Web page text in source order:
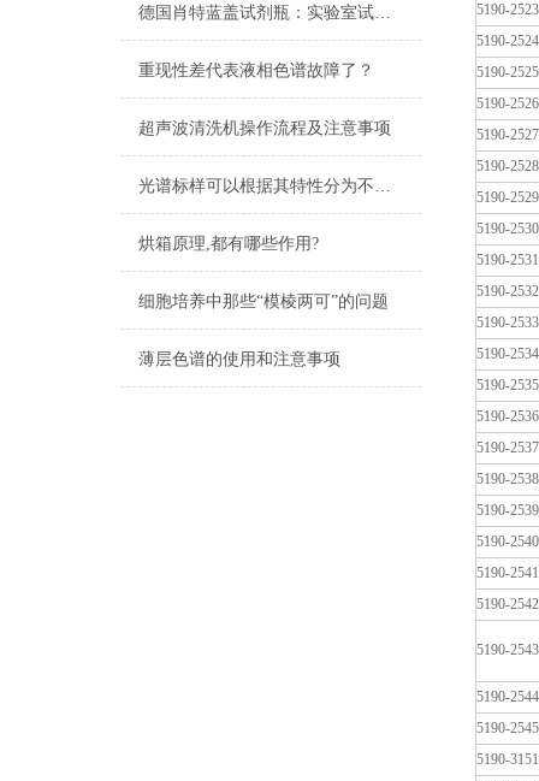
德国肖特蓝盖试剂瓶：实验室试剂储存与样本管理的全球黄金标准
重现性差代表液相色谱故障了？
超声波清洗机操作流程及注意事项
光谱标样可以根据其特性分为不同种类
烘箱原理,都有哪些作用?
细胞培养中那些“模棱两可”的问题
薄层色谱的使用和注意事项
5190-2523
5190-2524
5190-2525
5190-2526
5190-2527
5190-2528
5190-2529
5190-2530
5190-2531
5190-2532
5190-2533
5190-2534
5190-2535
5190-2536
5190-2537
5190-2538
5190-2539
5190-2540
5190-2541
5190-2542
5190-2543
5190-2544
5190-2545
5190-3151